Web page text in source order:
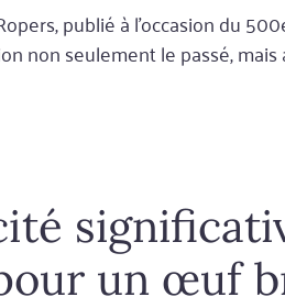
publié à l'occasion du
non seulement le passé, mais
un œuf